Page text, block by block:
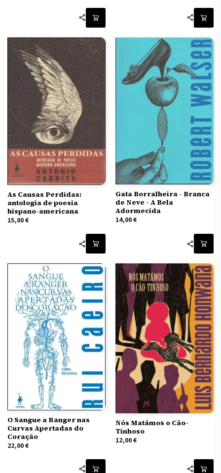
As Causas Perdidas:
antologia de poesia
hispano-americana
15,00€
Gata Borralheira - Branca
de Neve - A Bela
Adormecida
14,00€
O Sangue a Ranger nas
Curvas Apertadas do
Coração
22,00€
Nós Matámos o Cão-
Tinhoso
12,00€